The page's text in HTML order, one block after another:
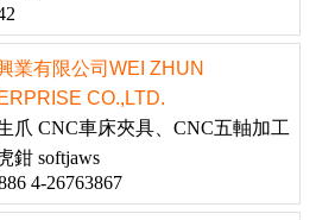
業有限公司WEI ZHUN
CO.,LTD.
爪 CNC車床夾具、CNC五軸加工
鉗 softjaws
4-26763867